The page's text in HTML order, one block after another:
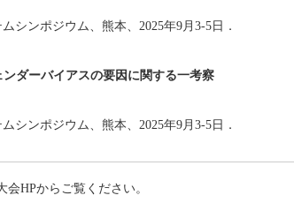
シンポジウム、熊本、2025年9月3-5日．
ダーバイアスの要因に関する一考察
シンポジウム、熊本、2025年9月3-5日．
HPからご覧ください。